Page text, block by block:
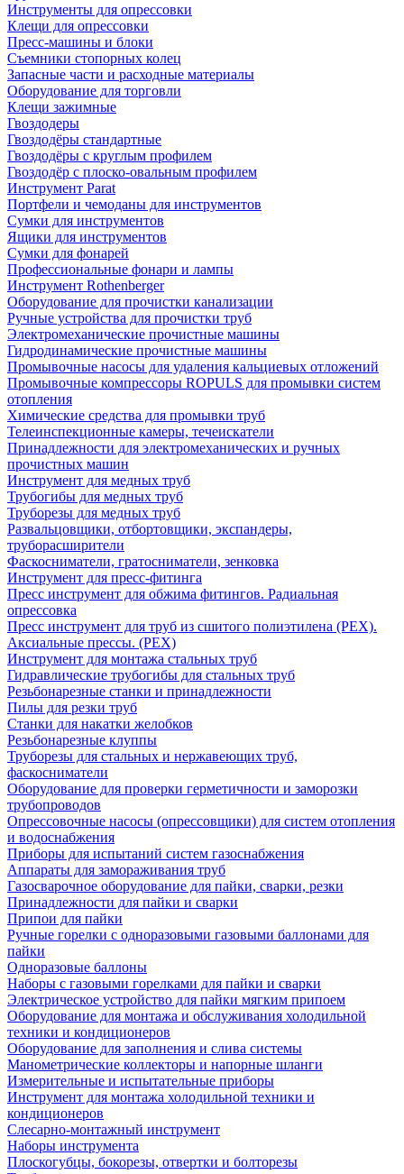
Инструменты для опрессовки
Клещи для опрессовки
Пресс-машины и блоки
Съемники стопорных колец
Запасные части и расходные материалы
Оборудование для торговли
Клещи зажимные
Гвоздодеры
Гвоздодёры стандартные
Гвоздодёры с круглым профилем
Гвоздодёр с плоско-овальным профилем
Инструмент Parat
Портфели и чемоданы для инструментов
Сумки для инструментов
Ящики для инструментов
Сумки для фонарей
Профессиональные фонари и лампы
Инструмент Rothenberger
Оборудование для прочистки канализации
Ручные устройства для прочистки труб
Электромеханические прочистные машины
Гидродинамические прочистные машины
Промывочные насосы для удаления кальциевых отложений
Промывочные компрессоры ROPULS для промывки систем
отопления
Химические средства для промывки труб
Телеинспекционные камеры, течеискатели
Принадлежности для электромеханических и ручных
прочистных машин
Инструмент для медных труб
Трубогибы для медных труб
Труборезы для медных труб
Развальцовщики, отбортовщики, экспандеры,
труборасширители
Фаскосниматели, гратосниматели, зенковка
Инструмент для пресс-фитинга
Пресс инструмент для обжима фитингов. Радиальная
опрессовка
Пресс инструмент для труб из сшитого полиэтилена (PEX).
Аксиальные прессы. (PEX)
Инструмент для монтажа стальных труб
Гидравлические трубогибы для стальных труб
Резьбонарезные станки и принадлежности
Пилы для резки труб
Станки для накатки желобков
Резьбонарезные клуппы
Труборезы для стальных и нержавеющих труб,
фаскосниматели
Оборудование для проверки герметичности и заморозки
трубопроводов
Опрессовочные насосы (опрессовщики) для систем отопления
и водоснабжения
Приборы для испытаний систем газоснабжения
Аппараты для замораживания труб
Газосварочное оборудование для пайки, сварки, резки
Принадлежности для пайки и сварки
Припои для пайки
Ручные горелки с одноразовыми газовыми баллонами для
пайки
Одноразовые баллоны
Наборы с газовыми горелками для пайки и сварки
Электрическое устройство для пайки мягким припоем
Оборудование для монтажа и обслуживания холодильной
техники и кондиционеров
Оборудование для заполнения и слива системы
Манометрические коллекторы и напорные шланги
Измерительные и испытательные приборы
Инструмент для монтажа холодильной техники и
кондиционеров
Слесарно-монтажный инструмент
Наборы инструмента
Плоскогубцы, бокорезы, отвертки и болторезы